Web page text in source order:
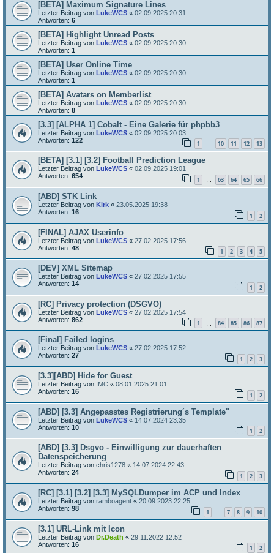
[BETA] Maximum Signature Lines
Letzter Beitrag von LukeWCS « 02.09.2025 20:31
Antworten: 6
[BETA] Highlight Unread Posts
Letzter Beitrag von LukeWCS « 02.09.2025 20:30
Antworten: 1
[BETA] User Online Time
Letzter Beitrag von LukeWCS « 02.09.2025 20:30
Antworten: 1
[BETA] Avatars on Memberlist
Letzter Beitrag von LukeWCS « 02.09.2025 20:30
Antworten: 8
[3.3] [ALPHA 1] Cobalt - Eine Galerie für phpbb3
Letzter Beitrag von LukeWCS « 02.09.2025 20:03
Antworten: 122 1 10 11 12 13
[BETA] [3.1] [3.2] Football Prediction League
Letzter Beitrag von LukeWCS « 02.09.2025 19:01
Antworten: 654 1 … 63 64 65 66
[ABD] STK Link
Letzter Beitrag von Kirk « 23.05.2025 19:38
Antworten: 16 1 2
[FINAL] AJAX Userinfo
Letzter Beitrag von LukeWCS « 27.02.2025 17:56
Antworten: 48 1 2 3 4 5
[DEV] XML Sitemap
Letzter Beitrag von LukeWCS « 27.02.2025 17:55
Antworten: 14 1 2
[RC] Privacy protection (DSGVO)
Letzter Beitrag von LukeWCS « 27.02.2025 17:54
Antworten: 862 1 84 85 86 87
[Final] Failed logins
Letzter Beitrag von LukeWCS « 27.02.2025 17:52
Antworten: 27 1 2 3
[3.3][ABD] Hide for Guest
Letzter Beitrag von IMC « 08.01.2025 21:01
Antworten: 16 1 2
[ABD] [3.3] Angepasstes Registrierung´s Template"
Letzter Beitrag von LukeWCS « 14.07.2024 23:35
Antworten: 10 1 2
[ABD] [3.3] Dsgvo - Einwilligung zur dauerhaften
Datenspeicherung
Letzter Beitrag von chris1278 « 14.07.2024 22:43
Antworten: 24 1 2 3
[RC] [3.1] [3.2] [3.3] MySQLDumper im ACP und Index
Letzter Beitrag von ramboagent « 20.09.2023 22:25
Antworten: 98 1 … 7 8 9 10
[3.1] URL-Link mit Icon
Letzter Beitrag von Dr.Death « 29.11.2022 12:52
Antworten: 16 1 2